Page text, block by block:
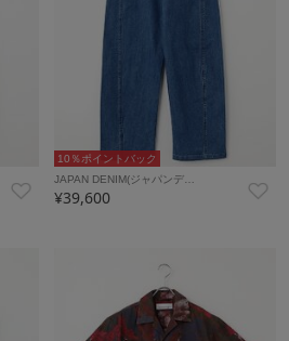
10％ポイントバック
JAPAN DENIM(ジャパンデ…
¥39,600